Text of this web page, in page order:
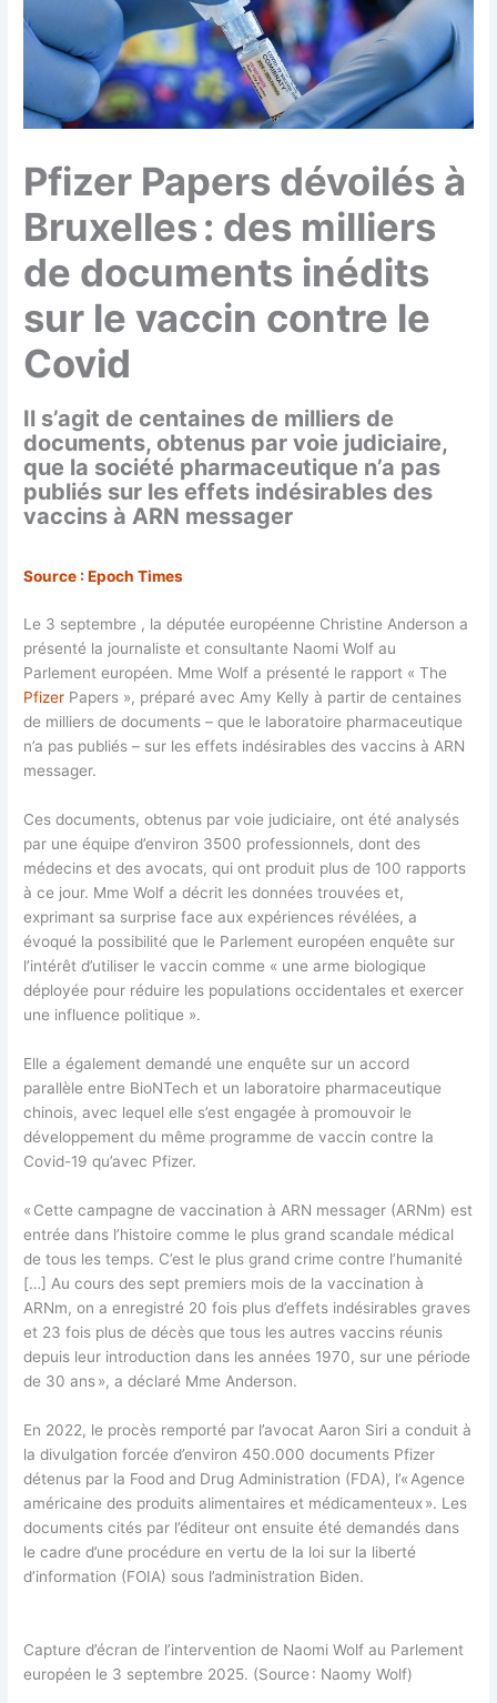
Pfizer Papers dévoilés à
Bruxelles : des milliers
de documents inédits
sur le vaccin contre le
Covid
Il s’agit de centaines de milliers de
documents, obtenus par voie judiciaire,
que la société pharmaceutique n’a pas
publiés sur les effets indésirables des
vaccins à ARN messager
Source : Epoch Times
Le 3 septembre , la députée européenne Christine Anderson a
présenté la journaliste et consultante Naomi Wolf au
Parlement européen. Mme Wolf a présenté le rapport « The
Pfizer Papers », préparé avec Amy Kelly à partir de centaines
de milliers de documents – que le laboratoire pharmaceutique
n’a pas publiés – sur les effets indésirables des vaccins à ARN
messager.
Ces documents, obtenus par voie judiciaire, ont été analysés
par une équipe d’environ 3500 professionnels, dont des
médecins et des avocats, qui ont produit plus de 100 rapports
à ce jour. Mme Wolf a décrit les données trouvées et,
exprimant sa surprise face aux expériences révélées, a
évoqué la possibilité que le Parlement européen enquête sur
l’intérêt d’utiliser le vaccin comme « une arme biologique
déployée pour réduire les populations occidentales et exercer
une influence politique ».
Elle a également demandé une enquête sur un accord
parallèle entre BioNTech et un laboratoire pharmaceutique
chinois, avec lequel elle s’est engagée à promouvoir le
développement du même programme de vaccin contre la
Covid-19 qu’avec Pfizer.
« Cette campagne de vaccination à ARN messager (ARNm) est
entrée dans l’histoire comme le plus grand scandale médical
de tous les temps. C’est le plus grand crime contre l’humanité
[…] Au cours des sept premiers mois de la vaccination à
ARNm, on a enregistré 20 fois plus d’effets indésirables graves
et 23 fois plus de décès que tous les autres vaccins réunis
depuis leur introduction dans les années 1970, sur une période
de 30 ans », a déclaré Mme Anderson.
En 2022, le procès remporté par l’avocat Aaron Siri a conduit à
la divulgation forcée d’environ 450.000 documents Pfizer
détenus par la Food and Drug Administration (FDA), l’« Agence
américaine des produits alimentaires et médicamenteux ». Les
documents cités par l’éditeur ont ensuite été demandés dans
le cadre d’une procédure en vertu de la loi sur la liberté
d’information (FOIA) sous l’administration Biden.
Capture d’écran de l’intervention de Naomi Wolf au Parlement
européen le 3 septembre 2025. (Source : Naomy Wolf)